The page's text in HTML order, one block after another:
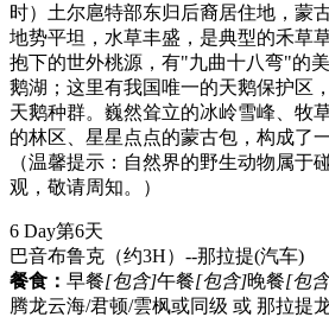
时）土尔扈特部东归后裔居住地，蒙
地势平坦，水草丰盛，是典型的禾草
抱下的世外桃源，有"九曲十八弯"的
鹅湖；这里有我国唯一的天鹅保护区
天鹅种群。巍然耸立的冰岭雪峰、牧
的林区、星星点点的蒙古包，构成了
（温馨提示：自然界的野生动物属于
观，敬请周知。）
6 Day第6天
巴音布鲁克（约3H）--那拉提(汽车)
餐食： 早餐[包含]午餐[包含]晚餐[包
腾龙云海/君顿/雲枫或同级 或 那拉提